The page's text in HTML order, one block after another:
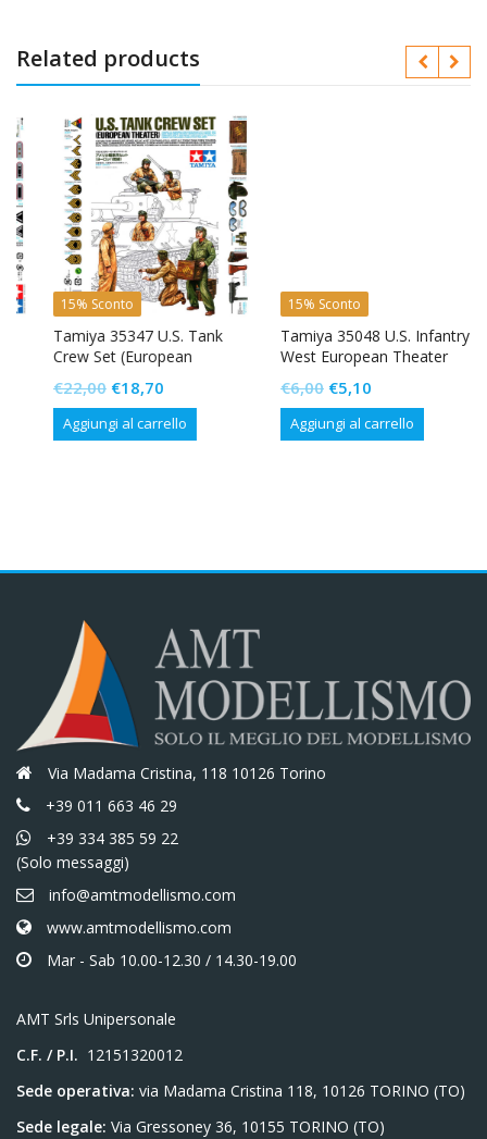
Related products
15% Sconto
Tamiya 35347 U.S. Tank
Crew Set (European
22,00Il
prezzo
originale
€18,70Il
prezzo
attuale
Aggiungi al carrello
15% Sconto
Tamiya 35048 U.S. Infantry
West European Theater
6,00Il
prezzo
originale
€5,10Il
prezzo
attuale
Aggiungi al carrello
Via Madama Cristina, 118 10126 Torino
+39 011 663 46 29
+39 334 385 59 22
(Solo messaggi)
info@amtmodellismo.com
www.amtmodellismo.com
Mar - Sab 10.00-12.30 / 14.30-19.00
AMT Srls Unipersonale
C.F. / P.I. 12151320012
Sede operativa: via Madama Cristina 118, 10126 TORINO (TO)
Sede legale: Via Gressoney 36, 10155 TORINO (TO)